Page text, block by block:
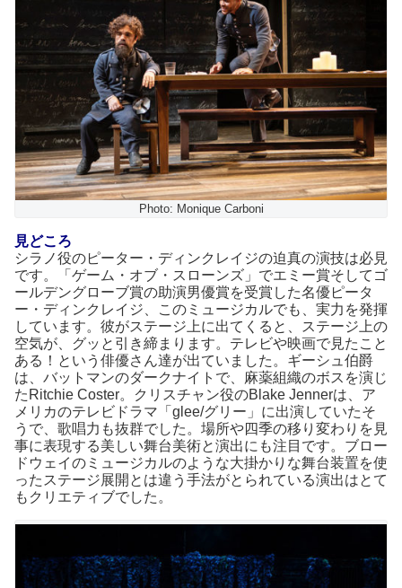
Photo: Monique Carboni
見どころ
シラノ役のピーター・ディンクレイジの迫真の演技は必見
です。「ゲーム・オブ・スローンズ」でエミー賞そしてゴ
ールデングローブ賞の助演男優賞を受賞した名優ピータ
ー・ディンクレイジ、このミュージカルでも、実力を発揮
しています。彼がステージ上に出てくると、ステージ上の
空気が、グッと引き締まります。テレビや映画で見たこと
ある！という俳優さん達が出ていました。ギーシュ伯爵
は、バットマンのダークナイトで、麻薬組織のボスを演じ
たRitchie Coster。クリスチャン役のBlake Jennerは、ア
メリカのテレビドラマ「glee/グリー」に出演していたそ
うで、歌唱力も抜群でした。場所や四季の移り変わりを見
事に表現する美しい舞台美術と演出にも注目です。ブロー
ドウェイのミュージカルのような大掛かりな舞台装置を使
ったステージ展開とは違う手法がとられている演出はとて
もクリエティブでした。